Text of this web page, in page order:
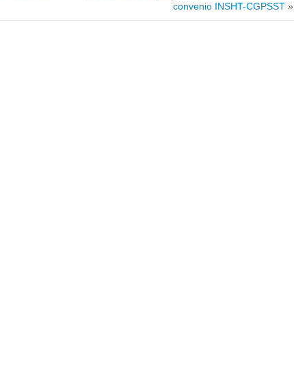
convenio INSHT-CGPSST»